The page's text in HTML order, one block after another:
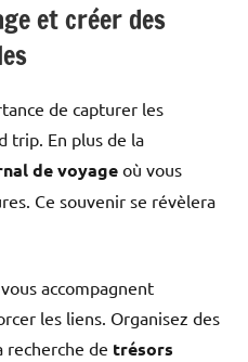
et créer des
de capturer les
trip. En plus de la
de voyage où vous
Ce souvenir se révèlera
accompagnent
les liens. Organisez des
recherche de trésors